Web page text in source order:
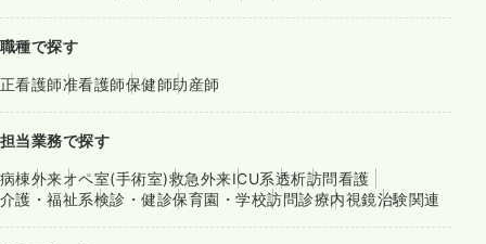
職種で探す
正看護師准看護師保健師助産師
担当業務で探す
病棟外来オペ室(手術室)救急外来ICU系透析訪問看護
介護・福祉系検診・健診保育園・学校訪問診療内視鏡治験関連